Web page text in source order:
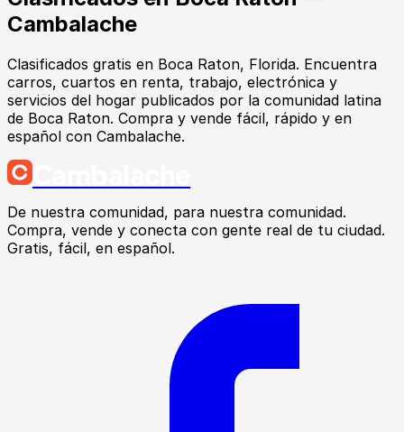
Cambalache
Clasificados gratis en Boca Raton, Florida. Encuentra
carros, cuartos en renta, trabajo, electrónica y
servicios del hogar publicados por la comunidad latina
de Boca Raton. Compra y vende fácil, rápido y en
español con Cambalache.
De nuestra comunidad, para nuestra comunidad.
Compra, vende y conecta con gente real de tu ciudad.
Gratis, fácil, en español.